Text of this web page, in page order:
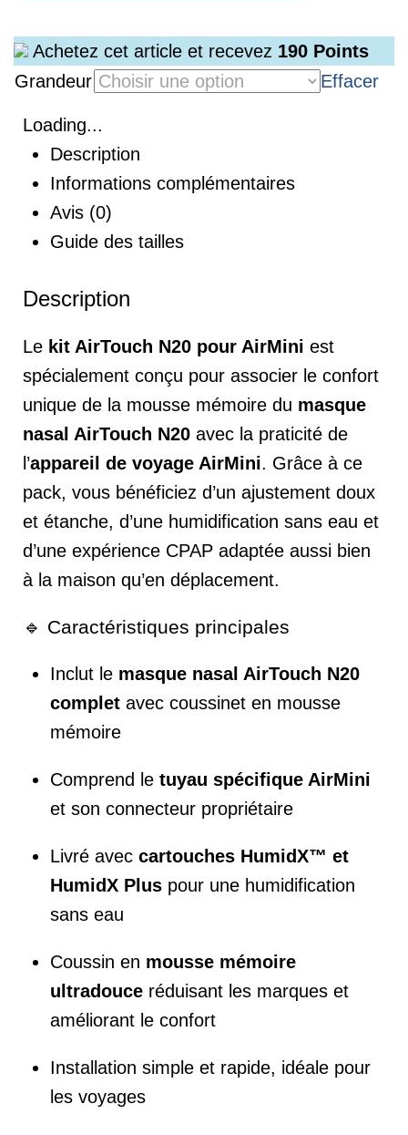
Achetez cet article et recevez 190 Points
Grandeur
Effacer
Loading...
Description
Informations complémentaires
Avis (0)
Guide des tailles
Description
Le kit AirTouch N20 pour AirMini est
spécialement conçu pour associer le confort
unique de la mousse mémoire du masque
nasal AirTouch N20 avec la praticité de
l’appareil de voyage AirMini. Grâce à ce
pack, vous bénéficiez d’un ajustement doux
et étanche, d’une humidification sans eau et
d’une expérience CPAP adaptée aussi bien
à la maison qu’en déplacement.
🔹 Caractéristiques principales
Inclut le masque nasal AirTouch N20
complet avec coussinet en mousse
mémoire
Comprend le tuyau spécifique AirMini
et son connecteur propriétaire
Livré avec cartouches HumidX™ et
HumidX Plus pour une humidification
sans eau
Coussin en mousse mémoire
ultradouce réduisant les marques et
améliorant le confort
Installation simple et rapide, idéale pour
les voyages